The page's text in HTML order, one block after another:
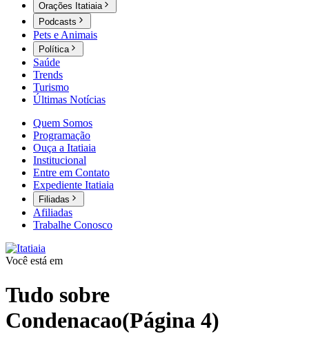
Orações Itatiaia
Podcasts
Pets e Animais
Política
Saúde
Trends
Turismo
Últimas Notícias
Quem Somos
Programação
Ouça a Itatiaia
Institucional
Entre em Contato
Expediente Itatiaia
Filiadas
Afiliadas
Trabalhe Conosco
Você está em
Tudo sobre
Condenacao(Página 4)